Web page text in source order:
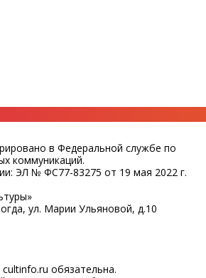
в Федеральной службе по
коммуникаций.
ЭЛ № ФС77-83275 от 19 мая 2022 г.
ул. Марии Ульяновой, д.10
обязательна.